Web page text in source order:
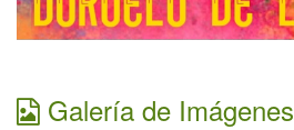
Galería de Imágenes